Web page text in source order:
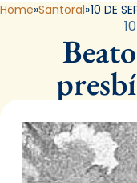
Home Santoral 10 DE